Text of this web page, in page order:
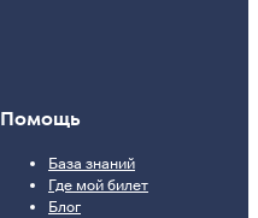
Помощь
База знаний
Где мой билет
Блог